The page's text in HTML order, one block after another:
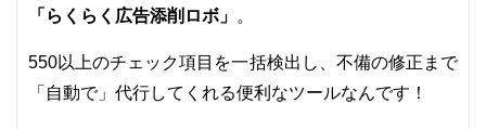
「らくらく広告添削ロボ」 。
550以上のチェック項目を一括検出し、不備の修正まで
「自動で」代行してくれる便利なツールなんです！